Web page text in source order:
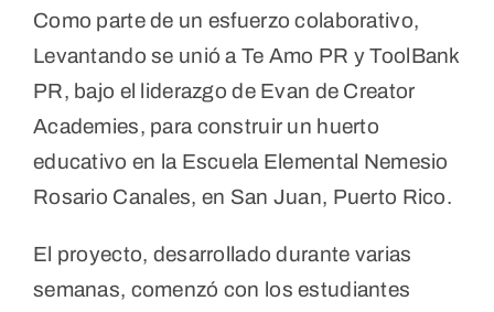
Como parte de un esfuerzo colaborativo,
Levantando se unió a Te Amo PR y ToolBank
PR, bajo el liderazgo de Evan de Creator
Academies, para construir un huerto
educativo en la Escuela Elemental Nemesio
Rosario Canales, en San Juan, Puerto Rico.
El proyecto, desarrollado durante varias
semanas, comenzó con los estudiantes